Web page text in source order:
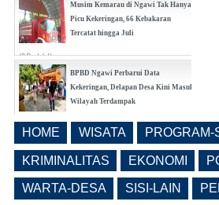
Musim Kemarau di Ngawi Tak Hanya
Picu Kekeringan, 66 Kebakaran
Tercatat hingga Juli
(0 Reply(s))
BPBD Ngawi Perbarui Data
Kekeringan, Delapan Desa Kini Masuk
Wilayah Terdampak
Kesadaran Warga Melalui Rembug
Pencegahan Stunting Berkelanjutan
(0 Reply(s))
HOME WISATA PROGRAM-
KRIMINALITAS EKONOMI
WARTA-DESA SISI-LAIN